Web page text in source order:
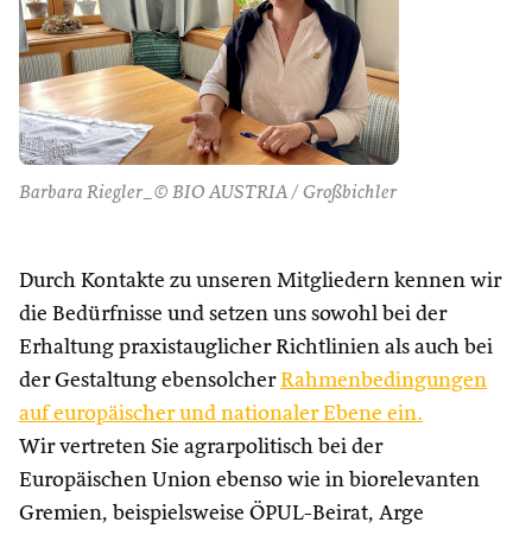
Barbara Riegler_© BIO AUSTRIA / Großbichler
Durch Kontakte zu unseren Mitgliedern kennen wir
die Bedürfnisse und setzen uns sowohl bei der
Erhaltung praxistauglicher Richtlinien als auch bei
der Gestaltung ebensolcher Rahmenbedingungen
auf europäischer und nationaler Ebene ein.
Wir vertreten Sie agrarpolitisch bei der
Europäischen Union ebenso wie in biorelevanten
Gremien, beispielsweise ÖPUL-Beirat, Arge